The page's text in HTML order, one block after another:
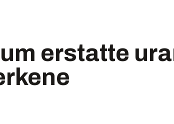
erstatte